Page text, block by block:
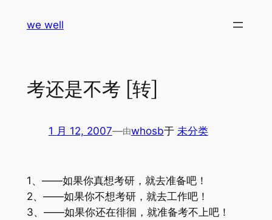
we well
考还是不考 [转]
1 月 12, 2007—由whosb于 未分类
1、——如果你真想考研，就去准备吧！
2、——如果你不想考研，就去工作吧！
3、——如果你还在徘徊，就准备考不上吧！